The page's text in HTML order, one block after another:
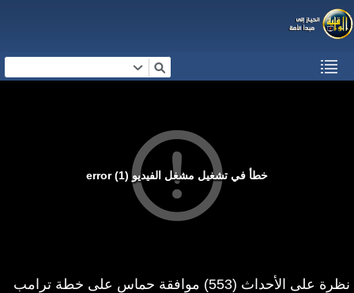
خطأ في تشغيل مشغل الفيديو (1) error
نظرة على الأحداث (553) موافقة حماس على خطة ترامب